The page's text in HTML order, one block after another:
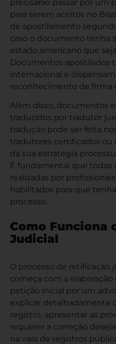
precisarão passar por um
para serem aceitos no
de apostilamento
caso o documento tenha
estado americano que
Documentos apostilados
internacional e
reconhecimento de firma
Além disso, documentos
traduzidos por tradutor
tradução pode ser feita
tradutores certificados ou
da sua estratégia
É fundamental que todas
realizadas por
habilitados para que
processo.
Como Funciona
Judicial
O processo de retificação
começa com a
petição inicial por um
explicar detalhadamente
registro, apresentar as
requerer a correção
na vara de registros